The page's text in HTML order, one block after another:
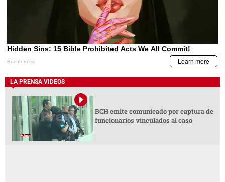
LA PRENSA VIDEOS
BCH emite comunicado por captura de
funcionarios vinculados al caso